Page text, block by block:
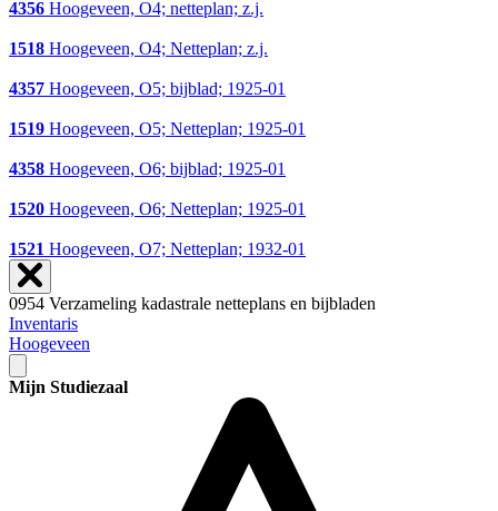
4356 Hoogeveen, O4; netteplan; z.j.
1518 Hoogeveen, O4; Netteplan; z.j.
4357 Hoogeveen, O5; bijblad; 1925-01
1519 Hoogeveen, O5; Netteplan; 1925-01
4358 Hoogeveen, O6; bijblad; 1925-01
1520 Hoogeveen, O6; Netteplan; 1925-01
1521 Hoogeveen, O7; Netteplan; 1932-01
0954 Verzameling kadastrale netteplans en bijbladen
Inventaris
Hoogeveen
Mijn Studiezaal